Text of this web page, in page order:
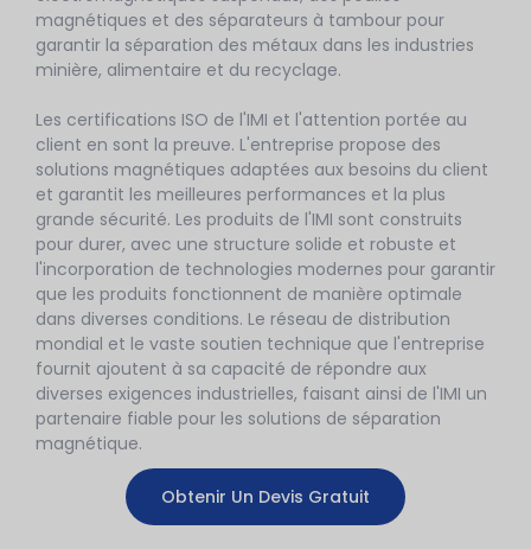
magnétiques et des séparateurs à tambour pour
garantir la séparation des métaux dans les industries
minière, alimentaire et du recyclage.
Les certifications ISO de l'IMI et l'attention portée au
client en sont la preuve. L'entreprise propose des
solutions magnétiques adaptées aux besoins du client
et garantit les meilleures performances et la plus
grande sécurité. Les produits de l'IMI sont construits
pour durer, avec une structure solide et robuste et
l'incorporation de technologies modernes pour garantir
que les produits fonctionnent de manière optimale
dans diverses conditions. Le réseau de distribution
mondial et le vaste soutien technique que l'entreprise
fournit ajoutent à sa capacité de répondre aux
diverses exigences industrielles, faisant ainsi de l'IMI un
partenaire fiable pour les solutions de séparation
magnétique.
Obtenir Un Devis Gratuit